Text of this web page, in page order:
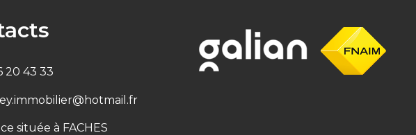
20 43 33
située à FACHES